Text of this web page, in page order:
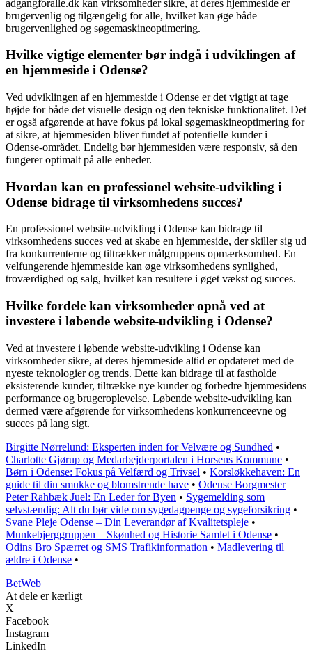
adgangforalle.dk kan virksomheder sikre, at deres hjemmeside er
brugervenlig og tilgængelig for alle, hvilket kan øge både
brugervenlighed og søgemaskineoptimering.
Hvilke vigtige elementer bør indgå i udviklingen af
en hjemmeside i Odense?
Ved udviklingen af en hjemmeside i Odense er det vigtigt at tage
højde for både det visuelle design og den tekniske funktionalitet. Det
er også afgørende at have fokus på lokal søgemaskineoptimering for
at sikre, at hjemmesiden bliver fundet af potentielle kunder i
Odense-området. Endelig bør hjemmesiden være responsiv, så den
fungerer optimalt på alle enheder.
Hvordan kan en professionel website-udvikling i
Odense bidrage til virksomhedens succes?
En professionel website-udvikling i Odense kan bidrage til
virksomhedens succes ved at skabe en hjemmeside, der skiller sig ud
fra konkurrenterne og tiltrækker målgruppens opmærksomhed. En
velfungerende hjemmeside kan øge virksomhedens synlighed,
troværdighed og salg, hvilket kan resultere i øget vækst og succes.
Hvilke fordele kan virksomheder opnå ved at
investere i løbende website-udvikling i Odense?
Ved at investere i løbende website-udvikling i Odense kan
virksomheder sikre, at deres hjemmeside altid er opdateret med de
nyeste teknologier og trends. Dette kan bidrage til at fastholde
eksisterende kunder, tiltrække nye kunder og forbedre hjemmesidens
performance og brugeroplevelse. Løbende website-udvikling kan
dermed være afgørende for virksomhedens konkurrenceevne og
succes på lang sigt.
Birgitte Nørrelund: Eksperten inden for Velvære og Sundhed •
Charlotte Gjørup og Medarbejderportalen i Horsens Kommune •
Børn i Odense: Fokus på Velfærd og Trivsel • Korsløkkehaven: En
guide til din smukke og blomstrende have • Odense Borgmester
Peter Rahbæk Juel: En Leder for Byen • Sygemelding som
selvstændig: Alt du bør vide om sygedagpenge og sygeforsikring •
Svane Pleje Odense – Din Leverandør af Kvalitetspleje •
Munkebjerggruppen – Skønhed og Historie Samlet i Odense •
Odins Bro Spærret og SMS Trafikinformation • Madlevering til
ældre i Odense •
BetWeb
At dele er kærligt
X
Facebook
Instagram
LinkedIn